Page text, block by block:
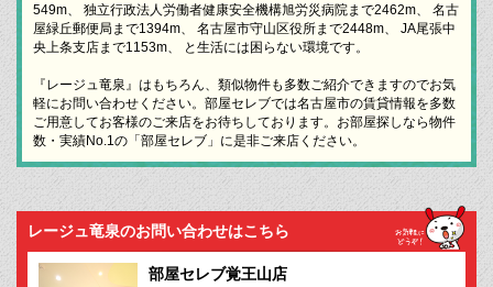
549m、 独立行政法人労働者健康安全機構旭労災病院まで2462m、 名古
屋緑丘郵便局まで1394m、 名古屋市守山区役所まで2448m、 JA尾張中
央上条支店まで1153m、 と生活には困らない環境です。
『レージュ竜泉』はもちろん、類似物件も多数ご紹介できますのでお気
軽にお問い合わせください。部屋セレブでは名古屋市の賃貸情報を多数
ご用意してお客様のご来店をお待ちしております。お部屋探しなら物件
数・実績No.1の「部屋セレブ」に是非ご来店ください。
レージュ竜泉のお問い合わせはこちら
部屋セレブ覚王山店